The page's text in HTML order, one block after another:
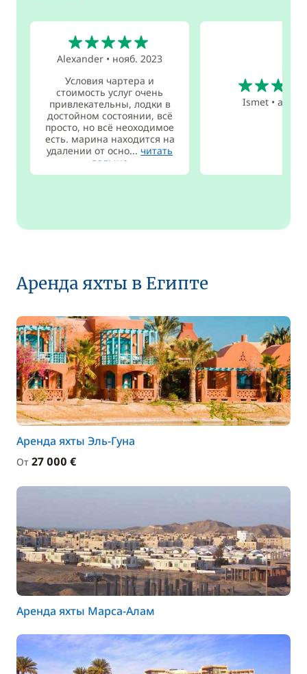
Alexander • нояб. 2023
Условия чартера и
стоимость услуг очень
привлекательны, лодки в
достойном состоянии, всё
просто, но всё неоходимое
есть. марина находится на
удалении от осно...читать
дальше
Ismet• авг.
Аренда яхты в Египте
Аренда яхты Эль-Гуна
От 27 000 €
Аренда яхты Марса-Алам